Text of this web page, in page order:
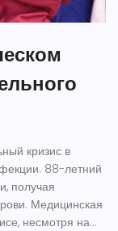
кризис в
88-летний
получая
Медицинская
несмотря на